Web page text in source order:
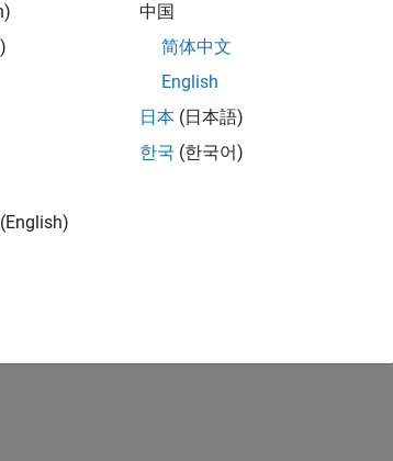
(English)
中国
简体中文
English
日本 (日本語)
한국 (한국어)